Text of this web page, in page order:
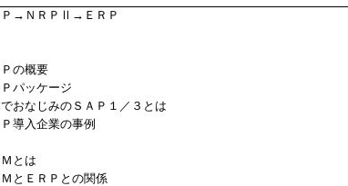
Ｐ→ＮＲＰⅡ→ＥＲＰ
の概要
パッケージ
おなじみのＳＡＰ１／３とは
導入企業の事例
とは
とＥＲＰとの関係